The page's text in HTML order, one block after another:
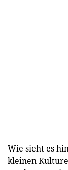
Wie sieht es
kleinen